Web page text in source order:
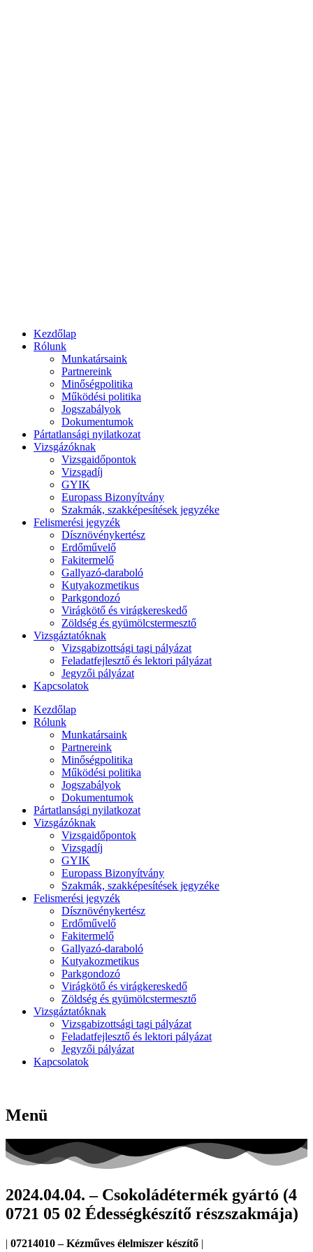
Kezdőlap
Rólunk
Munkatársaink
Partnereink
Minőségpolitika
Működési politika
Jogszabályok
Dokumentumok
Pártatlansági nyilatkozat
Vizsgázóknak
Vizsgaidőpontok
Vizsgadíj
GYIK
Europass Bizonyítvány
Szakmák, szakképesítések jegyzéke
Felismerési jegyzék
Dísznövénykertész
Erdőművelő
Fakitermelő
Gallyazó-daraboló
Kutyakozmetikus
Parkgondozó
Virágkötő és virágkereskedő
Zöldség és gyümölcstermesztő
Vizsgáztatóknak
Vizsgabizottsági tagi pályázat
Feladatfejlesztő és lektori pályázat
Jegyzői pályázat
Kapcsolatok
Kezdőlap
Rólunk
Munkatársaink
Partnereink
Minőségpolitika
Működési politika
Jogszabályok
Dokumentumok
Pártatlansági nyilatkozat
Vizsgázóknak
Vizsgaidőpontok
Vizsgadíj
GYIK
Europass Bizonyítvány
Szakmák, szakképesítések jegyzéke
Felismerési jegyzék
Dísznövénykertész
Erdőművelő
Fakitermelő
Gallyazó-daraboló
Kutyakozmetikus
Parkgondozó
Virágkötő és virágkereskedő
Zöldség és gyümölcstermesztő
Vizsgáztatóknak
Vizsgabizottsági tagi pályázat
Feladatfejlesztő és lektori pályázat
Jegyzői pályázat
Kapcsolatok
Menü
2024.04.04. – Csokoládétermék gyártó (4
0721 05 02 Édességkészítő részszakmája)
| 07214010 – Kézműves élelmiszer készítő |